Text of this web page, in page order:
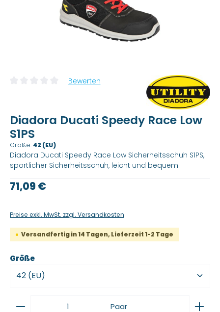
Durchschnittliche Bewertung von 0 von 5 Sternen
Bewerten
Diadora Ducati Speedy Race Low
S1PS
Größe: 42 (EU)
Diadora Ducati Speedy Race Low Sicherheitsschuh S1PS,
sportlicher Sicherheitsschuh, leicht und bequem
Regulärer Preis:
71,09 €
Preise exkl. MwSt. zzgl. Versandkosten
Versandfertig in 14 Tagen, Lieferzeit 1-2 Tage
Größeauswählen
Produkt Anzahl: Gib den gewünschten Wert
Paar